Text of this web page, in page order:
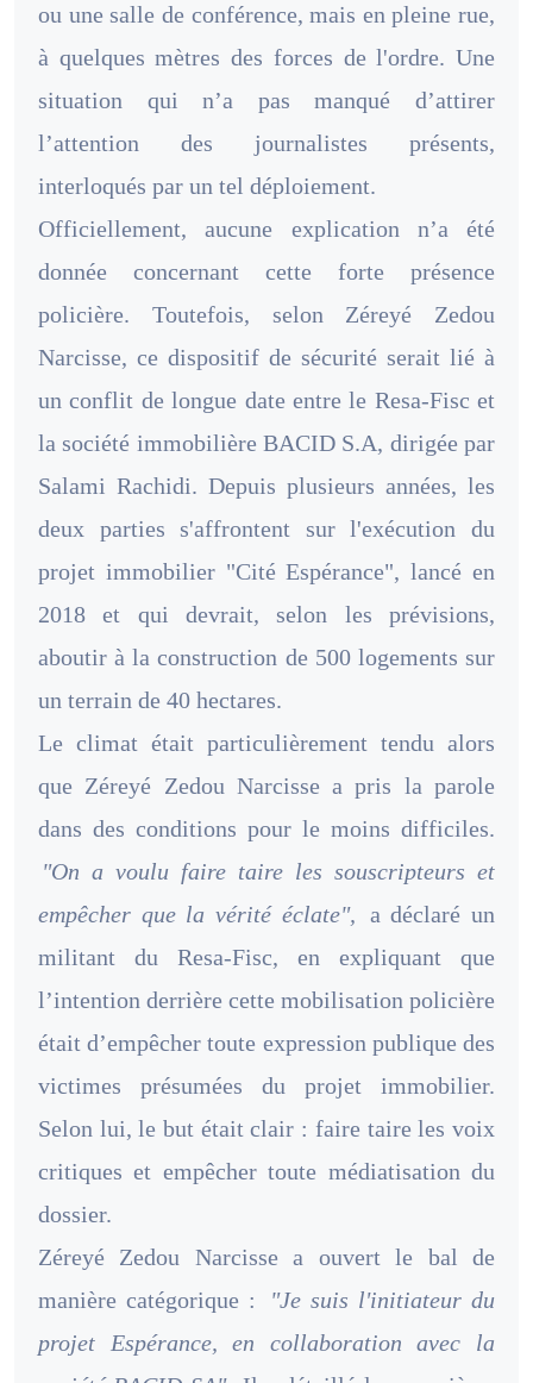
ou une salle de conférence, mais en pleine rue,
à quelques mètres des forces de l'ordre. Une
situation qui n’a pas manqué d’attirer
l’attention des journalistes présents,
interloqués par un tel déploiement.
Officiellement, aucune explication n’a été
donnée concernant cette forte présence
policière. Toutefois, selon Zéreyé Zedou
Narcisse, ce dispositif de sécurité serait lié à
un conflit de longue date entre le Resa-Fisc et
la société immobilière BACID S.A, dirigée par
Salami Rachidi. Depuis plusieurs années, les
deux parties s'affrontent sur l'exécution du
projet immobilier "Cité Espérance", lancé en
2018 et qui devrait, selon les prévisions,
aboutir à la construction de 500 logements sur
un terrain de 40 hectares.
Le climat était particulièrement tendu alors
que Zéreyé Zedou Narcisse a pris la parole
dans des conditions pour le moins difficiles.
"On a voulu faire taire les souscripteurs et
empêcher que la vérité éclate", a déclaré un
militant du Resa-Fisc, en expliquant que
l’intention derrière cette mobilisation policière
était d’empêcher toute expression publique des
victimes présumées du projet immobilier.
Selon lui, le but était clair : faire taire les voix
critiques et empêcher toute médiatisation du
dossier.
Zéreyé Zedou Narcisse a ouvert le bal de
manière catégorique :
"Je suis l'initiateur du
projet Espérance, en collaboration avec la